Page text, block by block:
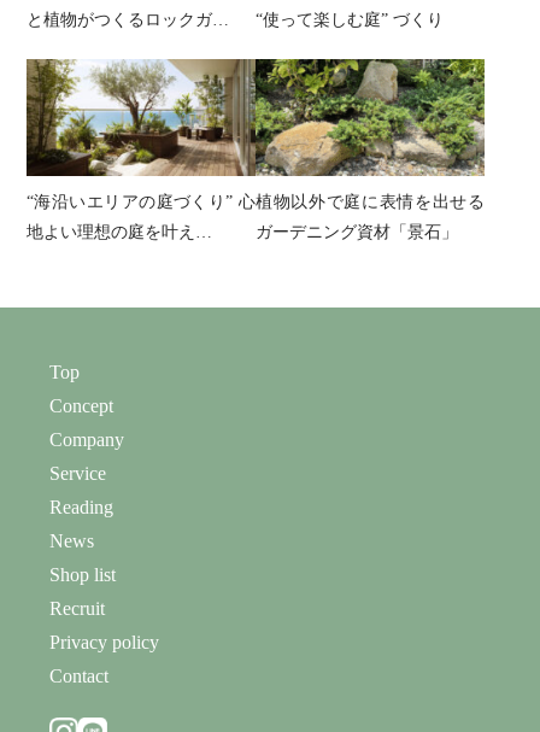
と植物がつくるロックガ…
“使って楽しむ庭” づくり
“海沿いエリアの庭づくり” 心
地よい理想の庭を叶え…
植物以外で庭に表情を出せる
ガーデニング資材「景石」
Top
Concept
Company
Service
Reading
News
Shop list
Recruit
Privacy policy
Contact